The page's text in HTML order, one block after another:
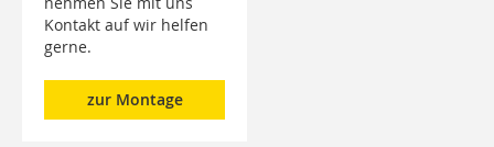
Kontakt auf wir helfen
gerne.
zur Montage